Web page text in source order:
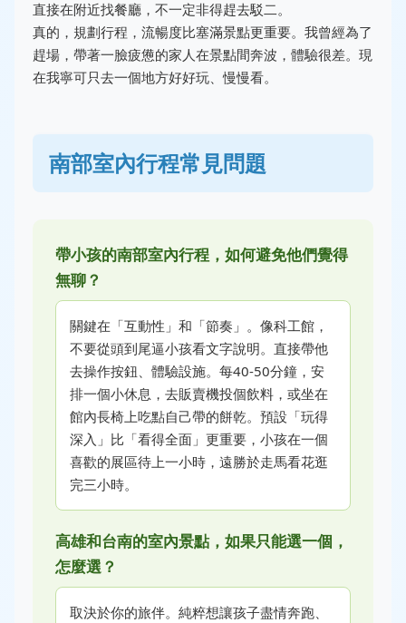
直接在附近找餐廳，不一定非得趕去駁二。
真的，規劃行程，流暢度比塞滿景點更重要。我曾經為了
趕場，帶著一臉疲憊的家人在景點間奔波，體驗很差。現
在我寧可只去一個地方好好玩、慢慢看。
南部室內行程常見問題
帶小孩的南部室內行程，如何避免他們覺得
無聊？
關鍵在「互動性」和「節奏」。像科工館，
不要從頭到尾逼小孩看文字說明。直接帶他
去操作按鈕、體驗設施。每40-50分鐘，安
排一個小休息，去販賣機投個飲料，或坐在
館內長椅上吃點自己帶的餅乾。預設「玩得
深入」比「看得全面」更重要，小孩在一個
喜歡的展區待上一小時，遠勝於走馬看花逛
完三小時。
高雄和台南的室內景點，如果只能選一個，
怎麼選？
取決於你的旅伴。純粹想讓孩子盡情奔跑、